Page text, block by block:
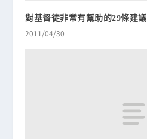
對基督徒非常有幫助的29條建議
2011/04/30